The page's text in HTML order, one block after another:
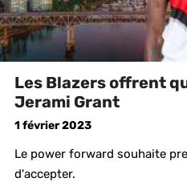
Les Blazers offrent
Jerami Grant
1 février 2023
Le power forward souhaite
d'accepter.